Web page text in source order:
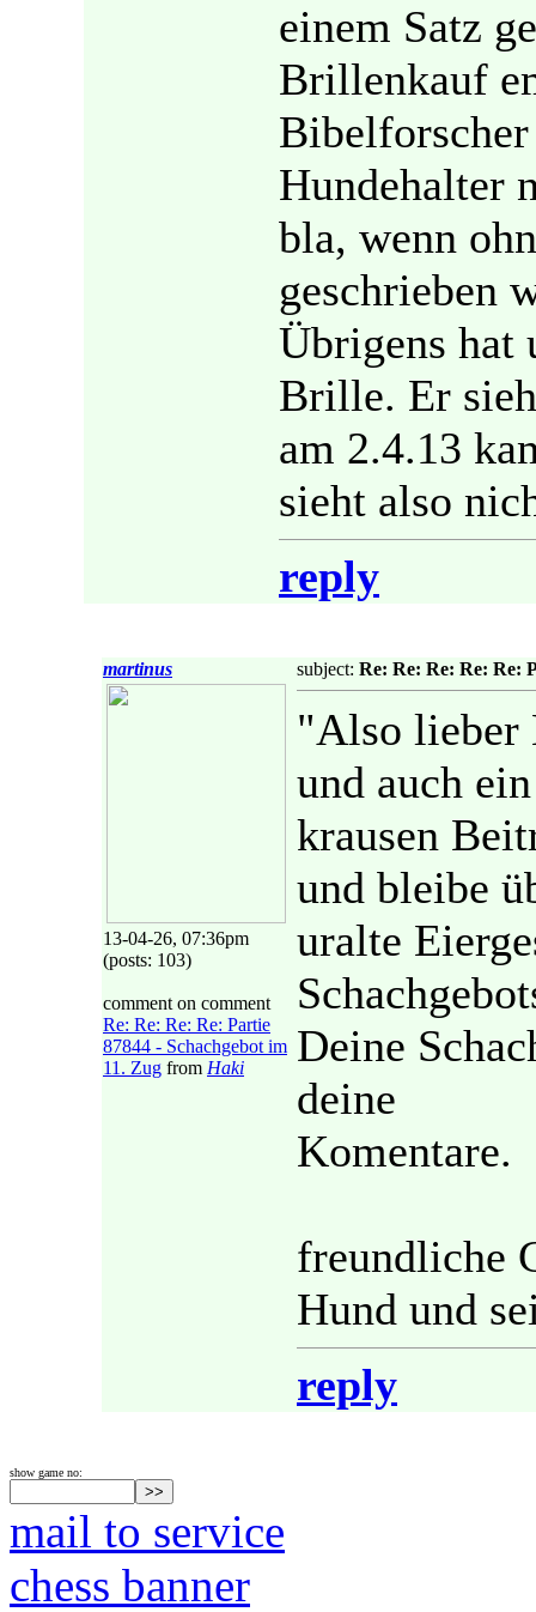
einem Satz
Brillenkauf
Hundehalter
bla, wenn
geschrieben
Übrigens hat
Brille. Er
am 2.4.13
sieht also
reply
martinus
13-04-26, 07:36pm
(posts: 103)
comment on comment
Re: Re: Re: Re: Partie
87844 - Schachgebot im
11. Zug from Haki
subject: Re: Re: Re: Re: Re:
"Also lieber
und auch
krausen
und bleibe
uralte
Deine
deine
Komentare.
freundliche
Hund und
reply
show game no:
mail to service
chess banner